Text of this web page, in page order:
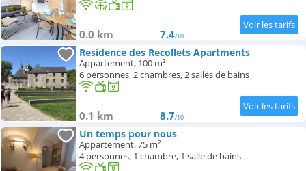
0.0 km 7.4/10
Residence des Recollets Apartments
Appartement, 100 m²
6 personnes, 2 chambres, 2 salles de bains
0.1 km 8.7/10
Un temps pour nous
Appartement, 75 m²
4 personnes, 1 chambre, 1 salle de bains